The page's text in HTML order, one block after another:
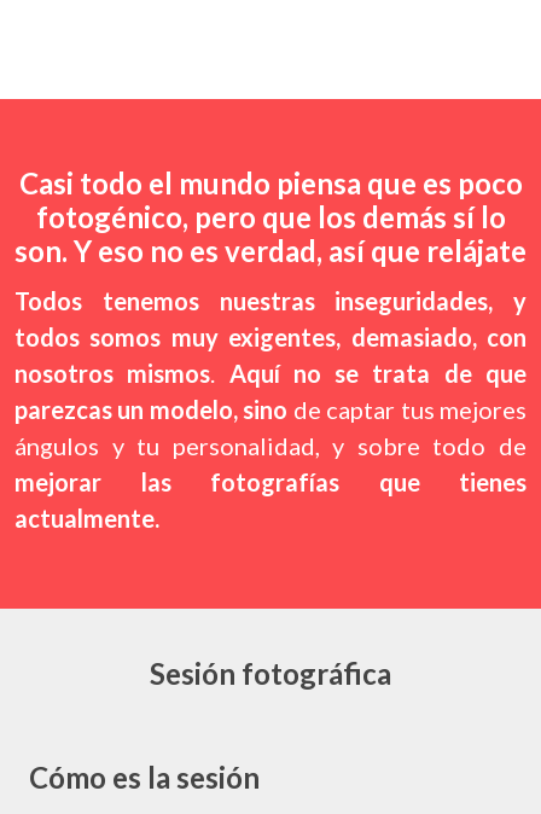
Casi todo el mundo piensa que es poco
fotogénico, pero que los demás sí lo
son. Y eso no es verdad, así que relájate
Todos tenemos nuestras inseguridades, y
todos somos muy exigentes, demasiado, con
nosotros mismos
Aquí no se trata de que
parezcas un modelo, sino de captar tus mejores
ángulos y tu personalidad, y sobre todo de
mejorar las fotografías que tienes
actualmente.
Sesión fotográfica
Cómo es la sesión